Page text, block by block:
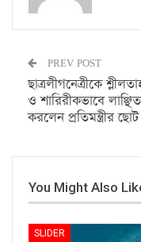
PREV POST
ছাত্রলীগনেত্রীকে
ও শারিরীকভাবে লাঞ্ছিত
করলেন প্রতিমন্ত্রীর
You Might Also
SLIDER